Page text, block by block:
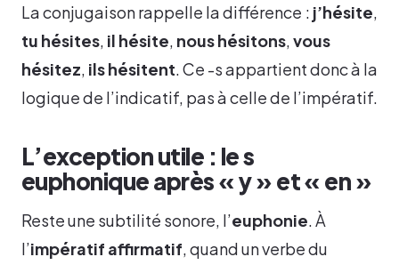
La conjugaison rappelle la différence : j’hésite,
tu hésites, il hésite, nous hésitons,vous
hésitez, ils hésitent. Ce -s appartient donc à la
logique de l’indicatif, pas à celle de l’impératif.
L’exception utile : le s
euphonique après « y » et « en »
Reste une subtilité sonore, l’euphonie. À
l’impératif affirmatif, quand un verbe du